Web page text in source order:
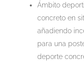
Ámbito
concreto en
añadiendo
para una
deporte